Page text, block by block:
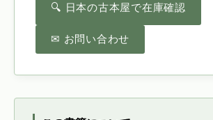
🔍 日本の古本屋で在庫確認
✉ お問い合わせ